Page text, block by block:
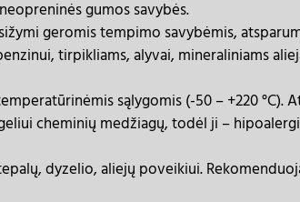
gumos savybės.
geromis tempimo savybėmis,
tirpikliams, alyvai, mineraliniams
sąlygomis (-50 – +220 °C).
cheminių medžiagų, todėl ji –
dyzelio, aliejų poveikiui.